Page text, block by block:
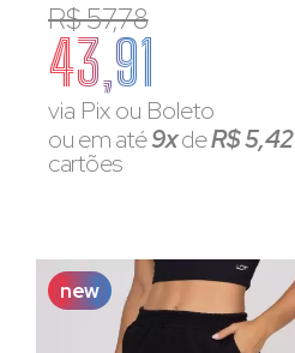
R$ 57,78
43,91
via Pix ou Boleto
ou em até9xdeR$ 5,42
cartões
new